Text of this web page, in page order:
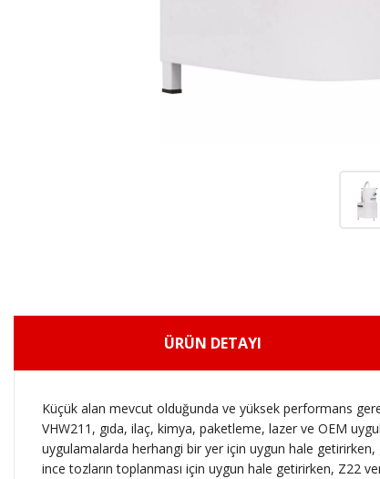
ÜRÜN DETAYI
Küçük alan mevcut olduğunda ve yüksek performans
VHW211, gıda, ilaç, kimya, paketleme, lazer ve OEM
uygulamalarda herhangi bir yer için uygun hale
ince tozların toplanması için uygun hale getirirken, Z22